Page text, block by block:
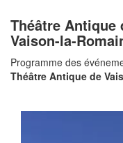
Théâtre Antique
Vaison-la-
Programme des
Théâtre Antique de